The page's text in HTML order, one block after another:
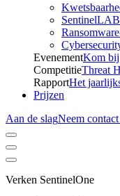
EvenementKom bij
CompetitieThreat
RapportHet
Prijzen
Aan de slagNeem
Verken SentinelOne